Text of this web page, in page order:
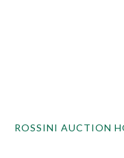
ROSSINI AUCTION